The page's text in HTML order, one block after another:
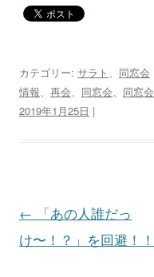
カテゴリー: サラト 、 同窓会
情報、 再会、 同窓会、 同窓
2019年1月25日 |
投
稿
← 「あの人誰だっ
け〜！？」を回避！！